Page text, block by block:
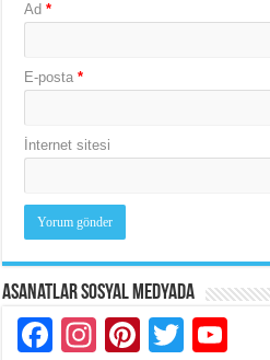
Ad*
E-posta*
İnternet sitesi
Asanatlar Sosyal Medyada
Facebook
Instagram
Pinterest
Twitter